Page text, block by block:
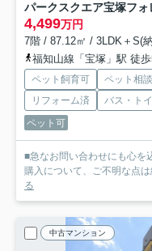
パークスクエア宝塚フ
4,499万円
7階 / 87.12㎡ / 3LDK＋S(
福知山線「宝塚」駅 徒
ペット飼育可 ペット相談
リフォーム済
バス・ト
ペット可
■急なお問い合わせにも心を
購入について、ご不明な点
る
中古マンション